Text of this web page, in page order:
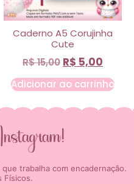
Caderno A5 Corujinha
Cute
R$15,00 R$ 5,00
Adicionar ao carrinho
trabalha com encadernação.
Físicos.